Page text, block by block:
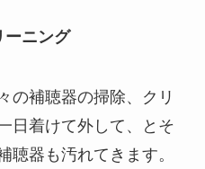
ニング
の補聴器の掃除、クリ
日着けて外して、とそ
聴器も汚れてきます。